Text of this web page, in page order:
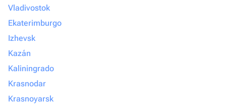
Vladivostok
Ekaterimburgo
Izhevsk
Kazán
Kaliningrado
Krasnodar
Krasnoyarsk